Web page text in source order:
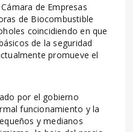
de Empresas
de Biocombustible
coincidiendo en que
de la seguridad
promueve el
por el gobierno
funcionamiento y la
y medianos